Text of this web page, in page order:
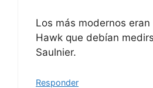
Los más modernos
Hawk que debían
Saulnier.
Responder